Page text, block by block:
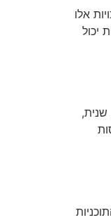
אלו
יכול
שנית,